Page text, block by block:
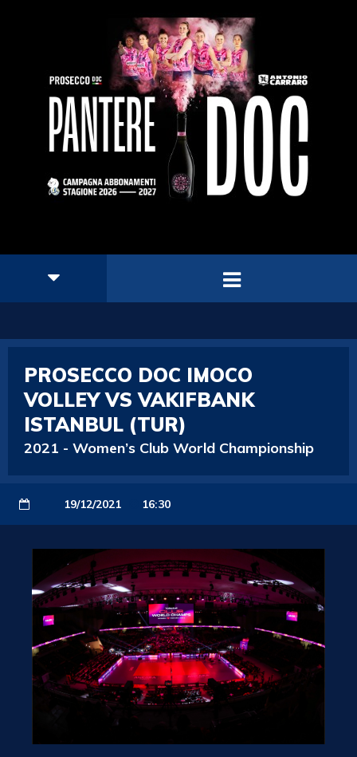
PROSECCO DOC IMOCO
VOLLEY VS VAKIFBANK
ISTANBUL (TUR)
2021 - Women’s Club World Championship
19/12/2021 16:30